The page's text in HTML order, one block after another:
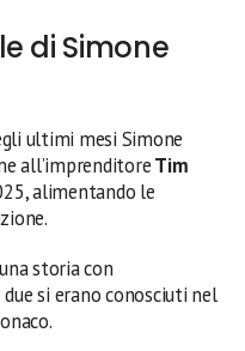
di Simone
ultimi mesi Simone
all’imprenditoreTim
alimentando le
storia con
si erano conosciuti nel